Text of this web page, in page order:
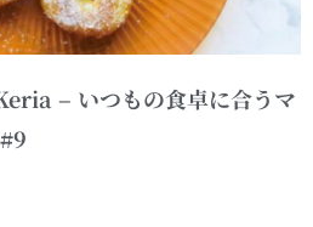
– いつもの食卓に合うマ